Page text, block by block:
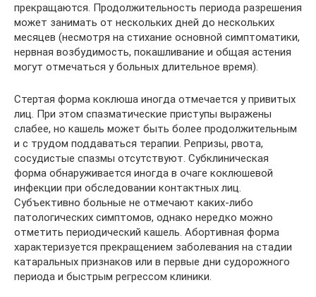
прекращаются. Продолжительность периода разрешения
может занимать от нескольких дней до нескольких
месяцев (несмотря на стихание основной симптоматики,
нервная возбудимость, покашливание и общая астения
могут отмечаться у больных длительное время).
Стертая форма коклюша иногда отмечается у привитых
лиц. При этом спазматические приступы выражены
слабее, но кашель может быть более продолжительным
и с трудом поддаваться терапии. Репризы, рвота,
сосудистые спазмы отсутствуют. Субклиническая
форма обнаруживается иногда в очаге коклюшевой
инфекции при обследовании контактных лиц.
Субъективно больные не отмечают каких-либо
патологических симптомов, однако нередко можно
отметить периодический кашель. Абортивная форма
характеризуется прекращением заболевания на стадии
катаральных признаков или в первые дни судорожного
периода и быстрым регрессом клиники.